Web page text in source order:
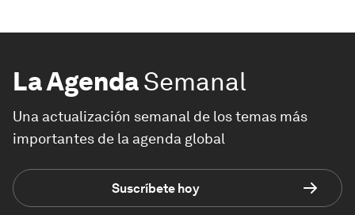
La AgendaSemanal
Una actualización semanal de los temas más
importantes de la agenda global
Suscríbete hoy